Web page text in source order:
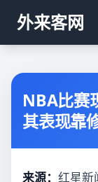
外来客网
NBA比赛
其表现靠
来源： 红星新